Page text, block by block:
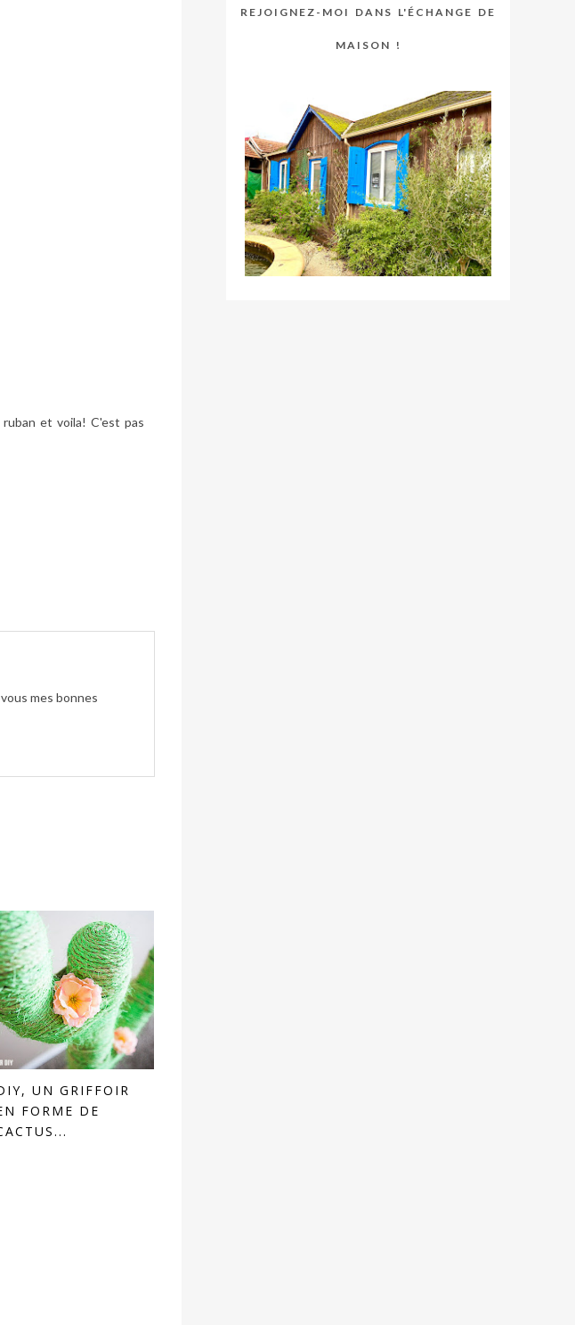
et voila! C'est pas
mes bonnes
UN GRIFFOIR
FORME DE
REJOIGNEZ-MOI DANS L'ÉCHANGE DE
MAISON !